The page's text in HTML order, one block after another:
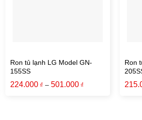
Ron tủ lạnh LG Model GN-
155SS
224.000 ₫ – 501.000 ₫
Ron